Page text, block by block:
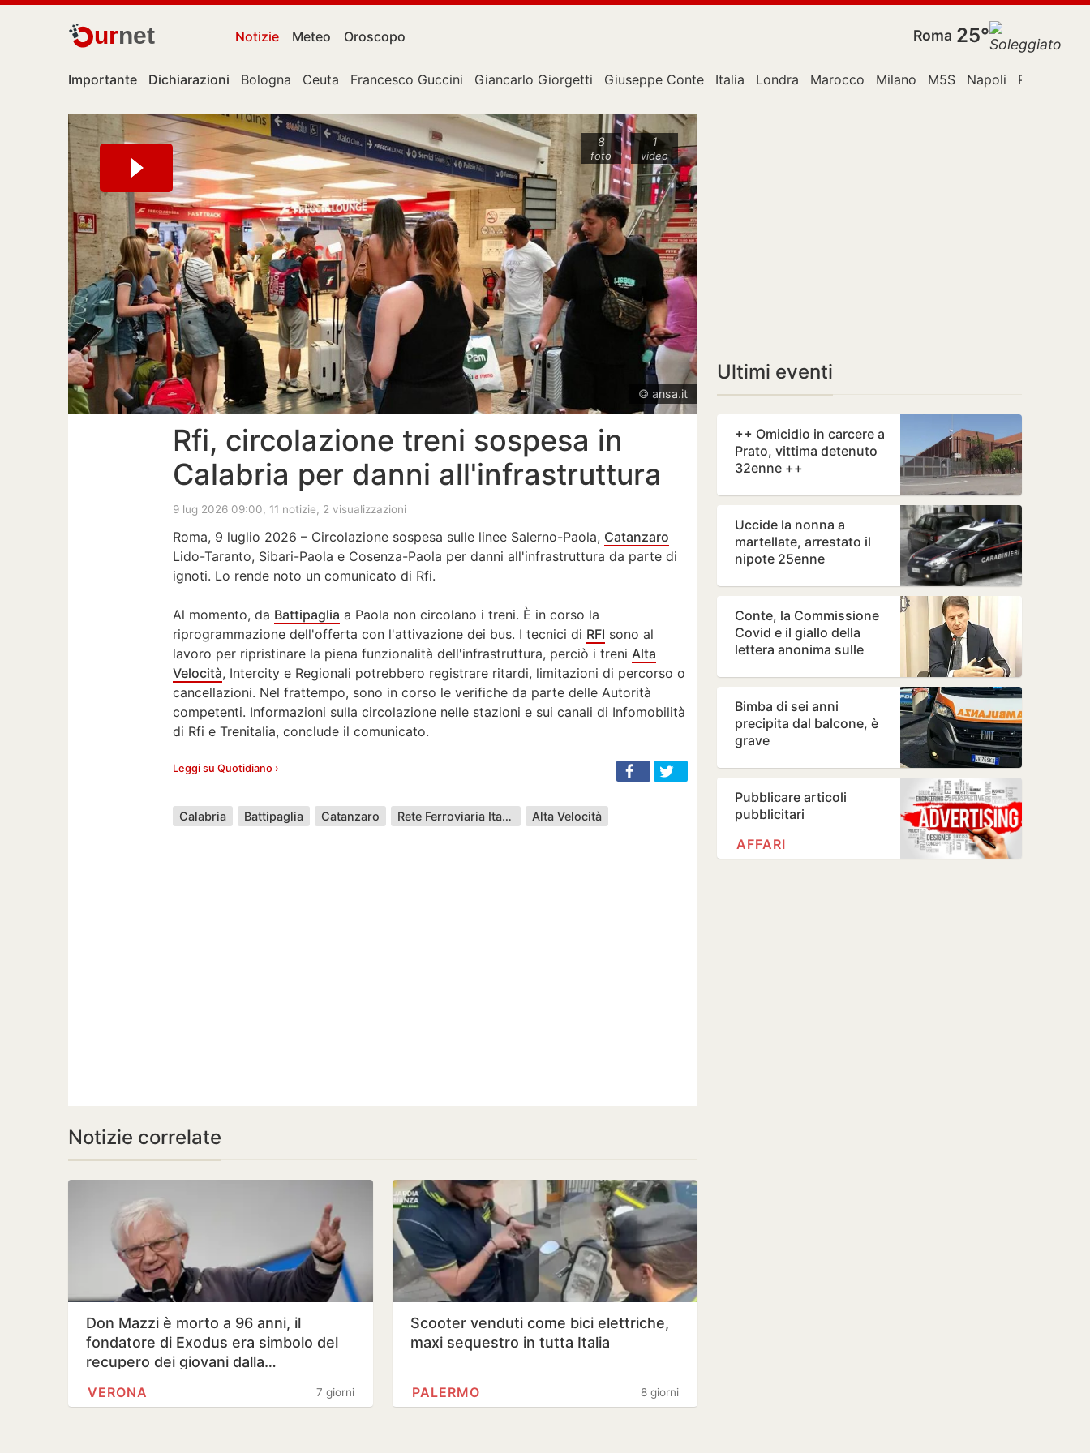
urnet Notizie Meteo Oroscopo Roma 25°
Importante Dichiarazioni Bologna Ceuta Francesco Guccini Giancarlo Giorgetti Giuseppe Conte Italia Londra Marocco Milano M5S Napoli Papa
8
foto
1
video
© ansa.it
Rfi, circolazione treni sospesa in
Calabria per danni all'infrastruttura
9 lug 2026 09:00, 11 notizie, 2 visualizzazioni
Roma, 9 luglio 2026 – Circolazione sospesa sulle linee Salerno-Paola, Catanzaro
Lido-Taranto, Sibari-Paola e Cosenza-Paola per danni all'infrastruttura da parte di
ignoti. Lo rende noto un comunicato di Rfi.
Al momento, da Battipaglia a Paola non circolano i treni. È in corso la
riprogrammazione dell'offerta con l'attivazione dei bus. I tecnici di RFI sono al
lavoro per ripristinare la piena funzionalità dell'infrastruttura, perciò i treni Alta
Velocità, Intercity e Regionali potrebbero registrare ritardi, limitazioni di percorso o
cancellazioni. Nel frattempo, sono in corso le verifiche da parte delle Autorità
competenti. Informazioni sulla circolazione nelle stazioni e sui canali di Infomobilità
di Rfi e Trenitalia, conclude il comunicato.
Leggi su Quotidiano ›
Calabria Battipaglia Catanzaro Rete Ferroviaria Italiana Alta Velocità
Notizie correlate
Don Mazzi è morto a 96 anni, il
fondatore di Exodus era simbolo del
recupero dei giovani dalla…
7 giorni
VERONA
Scooter venduti come bici elettriche,
maxi sequestro in tutta Italia
8 giorni
PALERMO
Ultimi eventi
++ Omicidio in carcere a
Prato, vittima detenuto
32enne ++
Uccide la nonna a
martellate, arrestato il
nipote 25enne
Conte, la Commissione
Covid e il giallo della
lettera anonima sulle
milioni di…
Bimba di sei anni
precipita dal balcone, è
grave
Pubblicare articoli
pubblicitari
AFFARI